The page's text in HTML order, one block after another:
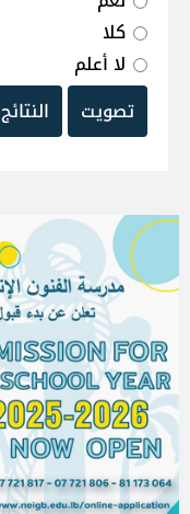
كلا
لا أعلم
تصويت
النتائج